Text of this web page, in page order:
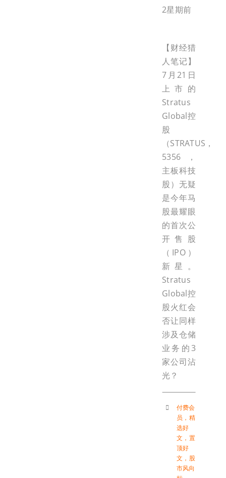
2星期前
【财经猎
人笔记】
7月21日
上市的
Stratus
Global控
股
（STRATUS，
5356，
主板科技
股）无疑
是今年马
股最耀眼
的首次公
开售股
（IPO）
新星。
Stratus
Global控
股火红会
否让同样
涉及仓储
业务的3
家公司沾
光？
付费会
员 ， 精
选好
文 ， 置
顶好
文 ， 股
市风向